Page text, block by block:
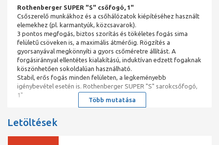
Rothenberger SUPER "S" csőfogó, 1"
Csőszerelő munkákhoz és a csőhálózatok kiépítéséhez használt
elemekhez (pl. karmantyúk, közcsavarok).
3 pontos megfogás, biztos szorítás és tökéletes fogás sima
felületű csöveken is, a maximális átmérőig. Rögzítés a
gyorsanyával megkönnyíti a gyors csőméretre állítást. A
forgásiránnyal ellentétes kialakítású, induktívan edzett fogaknak
köszönhetően sokoldalúan használható.
Stabil, erős fogás minden felületen, a legkeményebb
igénybevétel esetén is. Rothenberger SUPER "S" sarokcsőfogó,
1"
Több mutatása
Letöltések